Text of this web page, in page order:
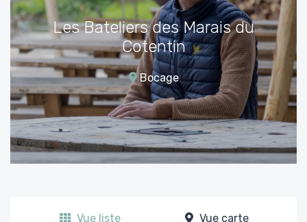
Les Bateliers des Marais du
Cotentin
Bocage
Vue liste Vue carte